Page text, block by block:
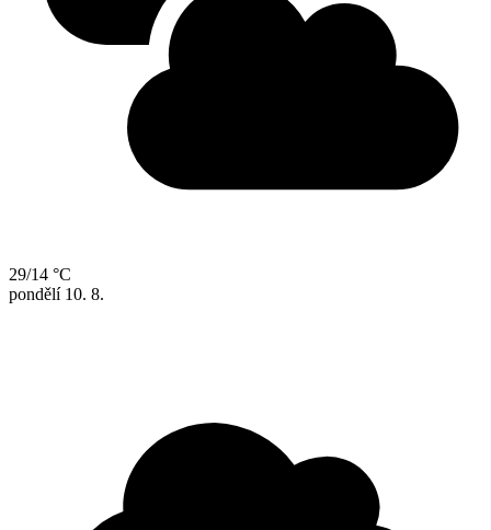
29/14 °C
pondělí 10. 8.